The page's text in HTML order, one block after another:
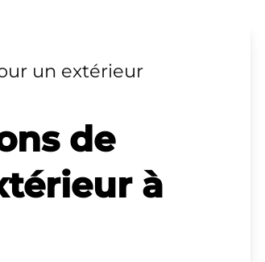
un extérieur
de
à